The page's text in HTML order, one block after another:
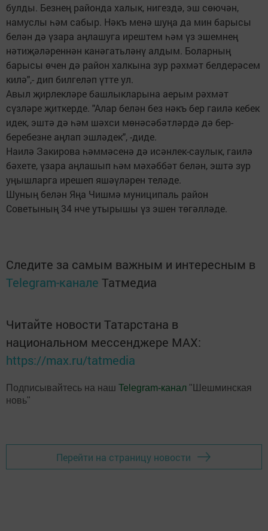
булды. Безнең районда халык, нигездә, эш сөючән,
намуслы һәм сабыр. Нәкъ менә шуңа да мин барысы
белән дә үзара аңлашуга ирештем һәм үз эшемнең
нәтиҗәләреннән канәгатьләнү алдым. Боларның
барысы өчен дә район халкына зур рәхмәт белдерәсем
килә",- дип билгеләп үтте ул.
Авыл җирлекләре башлыкларына аерым рәхмәт
сүзләре җиткерде. "Алар белән без нәкъ бер гаилә кебек
идек, эштә дә һәм шәхси мөнәсәбәтләрдә дә бер-
беребезне аңлап эшләдек", -диде.
Наилә Закирова һәммәсенә дә исәнлек-саулык, гаилә
бәхете, үзара аңлашып һәм мәхәббәт белән, эштә зур
уңышларга ирешеп яшәүләрен теләде.
Шуның белән Яңа Чишмә муниципаль район
Советының 34 нче утырышы үз эшен төгәлләде.
Следите за самым важным и интересным в
Telegram-канале Татмедиа
Читайте новости Татарстана в
национальном мессенджере MАХ:
https://max.ru/tatmedia
Подписывайтесь на наш Telegram-канал "Шешминская
новь"
Перейти на страницу новости